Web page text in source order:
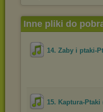
Inne pliki do
14. Zaby i ptaki-
15. Kaptura-